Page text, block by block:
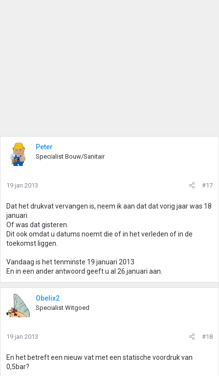
Peter
Specialist Bouw/Sanitair
19 jan 2013 #17
Dat het drukvat vervangen is, neem ik aan dat dat vorig jaar was 18
januari.
Of was dat gisteren.
Dit ook omdat u datums noemt die of in het verleden of in de
toekomst liggen.
Vandaag is het tenminste 19 januari 2013
En in een ander antwoord geeft u al 26 januari aan.
Obelix2
Specialist Witgoed
19 jan 2013 #18
En het betreft een nieuw vat met een statische voordruk van
0,5bar?